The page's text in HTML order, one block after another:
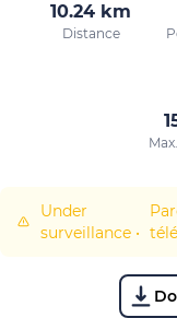
10.24 km
Distance
Under
surveillance •